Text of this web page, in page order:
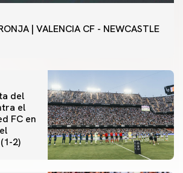
| VALENCIA CF - NEWCASTLE
del
el
FC en
2)